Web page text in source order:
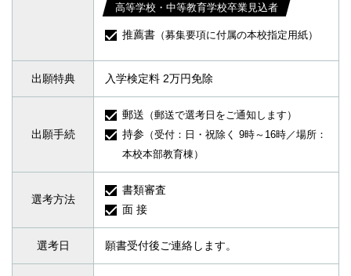
高等学校・中等教育学校卒業見込者
推薦書（募集要項に付属の本校指定用紙）
出願特典 入学検定料 2万円免除
出願手続
郵送 （郵送で選考日をご通知します）
持参 （受付：日・祝除く 9時～16時／場所：
本校本部教育棟）
選考方法
書類審査
面 接
選考日 願書受付後ご連絡します。